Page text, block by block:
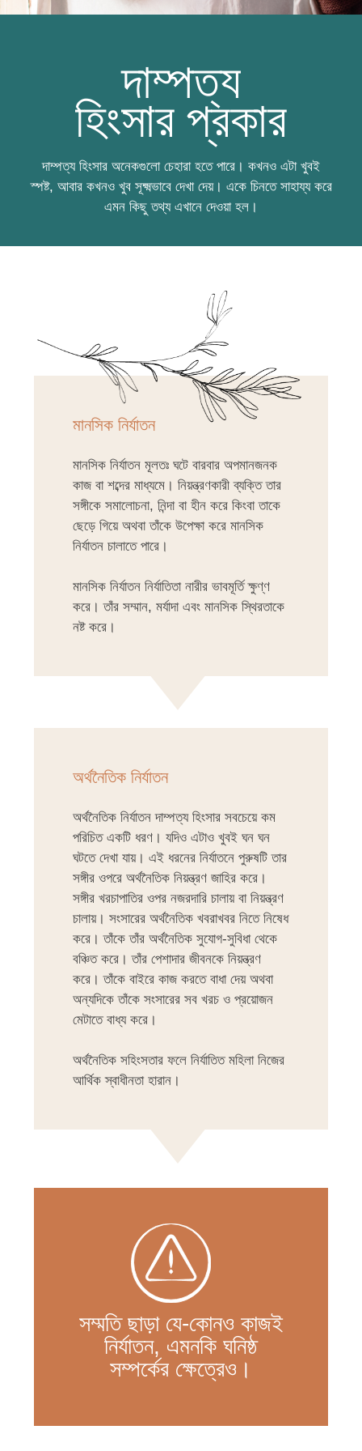
দাম্পত্য
হিংসার প্রকার
দাম্পত্য হিংসার অনেকগুলো চেহারা হতে পারে। কখনও এটা খুবই
স্পষ্ট, আবার কখনও খুব সূক্ষ্মভাবে দেখা দেয়। একে চিনতে সাহায্য করে
এমন কিছু তথ্য এখানে দেওয়া হল।
মানসিক নির্যাতন
মানসিক নির্যাতন মূলতঃ ঘটে বারবার অপমানজনক
কাজ বা শব্দের মাধ্যমে। নিয়ন্ত্রণকারী ব্যক্তি তার
সঙ্গীকে সমালোচনা, নিন্দা বা হীন করে কিংবা তাকে
ছেড়ে গিয়ে অথবা তাঁকে উপেক্ষা করে মানসিক
নির্যাতন চালাতে পারে।
মানসিক নির্যাতন নির্যাতিতা নারীর ভাবমূর্তি ক্ষুণ্ণ
করে। তাঁর সম্মান, মর্যাদা এবং মানসিক স্থিরতাকে
নষ্ট করে।
অর্থনৈতিক নির্যাতন
অর্থনৈতিক নির্যাতন দাম্পত্য হিংসার সবচেয়ে কম
পরিচিত একটি ধরণ। যদিও এটাও খুবই ঘন ঘন
ঘটতে দেখা যায়। এই ধরনের নির্যাতনে পুরুষটি তার
সঙ্গীর ওপরে অর্থনৈতিক নিয়ন্ত্রণ জাহির করে।
সঙ্গীর খরচাপাতির ওপর নজরদারি চালায় বা নিয়ন্ত্রণ
চালায়। সংসারের অর্থনৈতিক খবরাখবর নিতে নিষেধ
করে। তাঁকে তাঁর অর্থনৈতিক সুযোগ-সুবিধা থেকে
বঞ্চিত করে। তাঁর পেশাদার জীবনকে নিয়ন্ত্রণ
করে। তাঁকে বাইরে কাজ করতে বাধা দেয় অথবা
অন্যদিকে তাঁকে সংসারের সব খরচ ও প্রয়োজন
মেটাতে বাধ্য করে।
অর্থনৈতিক সহিংসতার ফলে নির্যাতিত মহিলা নিজের
আর্থিক স্বাধীনতা হারান।
সম্মতি ছাড়া যে-কোনও কাজই
নির্যাতন, এমনকি ঘনিষ্ঠ
সম্পর্কের ক্ষেত্রেও।